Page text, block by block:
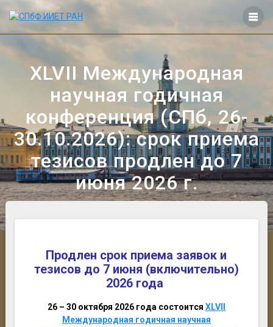
XLVII Международная
научная годичная
конференция (СПб, 26-
30.10.2026): срок приема
тезисов продлен до 7
июня 2026 г.
Продлен срок приема заявок и
тезисов до 7 июня (включительно)
2026 года
26 – 30 октября 2026 года состоится XLVII
Международная годичная научная